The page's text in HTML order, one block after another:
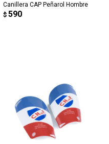
Canillera CAP Peñarol Hombre
$ 590